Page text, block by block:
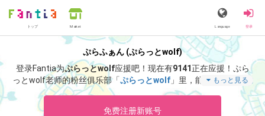
トップ Market Language 登录
ぷらふぁん (ぷらっとwolf)
登录Fantia为ぷらっとwolf应援吧！ 现在有9141正在应援！ ぷら
っとwolf老师的粉丝俱乐部「ぷらっとwolf」里，能够阅览「夏は
和服！もっと見て欲しい！お腹出しのあの和服です！👘 ̖́-‬🎐🩵」
もっと見る
免费注册新账号